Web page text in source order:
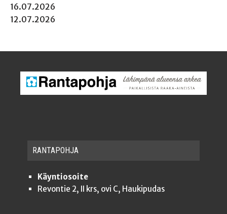
16.07.2026
12.07.2026
RAN­TA­POH­JA
Käyntiosoite
Revontie 2, II krs, ovi C, Haukipudas